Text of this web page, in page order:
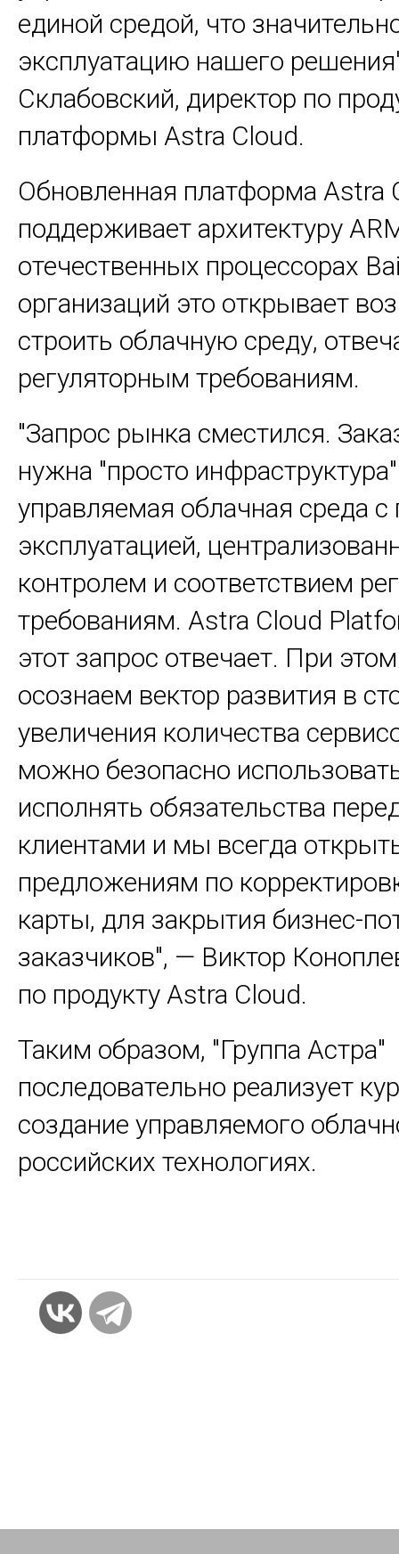
единой средой, что
эксплуатацию нашего
Склабовский, директор по
платформы Astra Cloud.
Обновленная платформа Astra
поддерживает архитектуру
отечественных процессорах
организаций это открывает
строить облачную среду,
регуляторным требованиям.
"Запрос рынка сместился.
нужна "просто
управляемая облачная среда с
эксплуатацией,
контролем и соответствием
требованиям. Astra Cloud
этот запрос отвечает. При
осознаем вектор развития в
увеличения количества
можно безопасно
исполнять обязательства
клиентами и мы всегда
предложениям по
карты, для закрытия бизнес-
заказчиков", — Виктор
по продукту Astra Cloud.
Таким образом, "Группа Астра"
последовательно реализует
создание управляемого
российских технологиях.